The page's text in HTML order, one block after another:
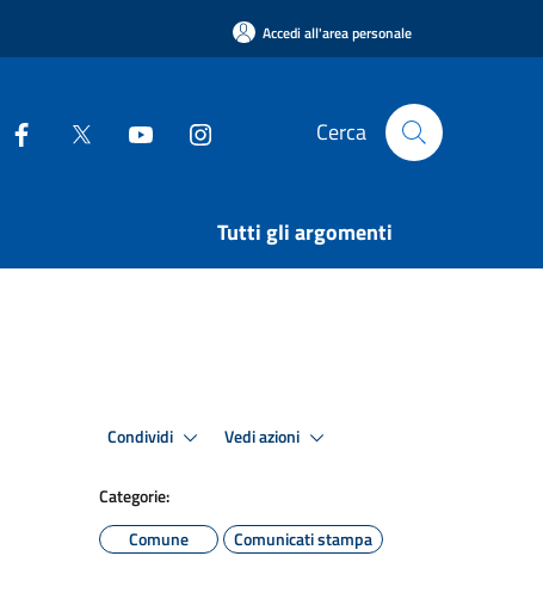
Accedi all'area personale
Cerca
Tutti gli argomenti
Condividi Vedi azioni
Categorie:
Comune
Comunicati stampa